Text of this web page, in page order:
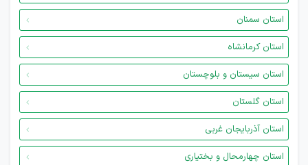
استان سمنان
استان کرمانشاه
استان سیستان و بلوچستان
استان گلستان
استان آذربایجان غربی
استان چهارمحال و بختیاری